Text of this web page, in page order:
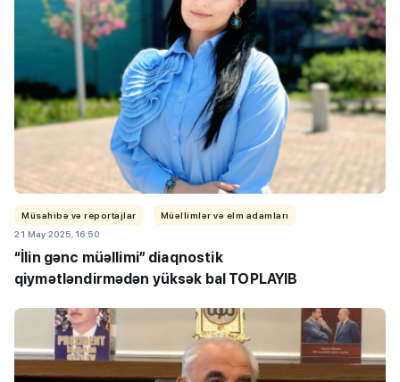
Müsahibə və reportajlar
Müəllimlər və elm adamları
21 May 2025, 16:50
“İlin gənc müəllimi” diaqnostik
qiymətləndirmədən yüksək bal TOPLAYIB